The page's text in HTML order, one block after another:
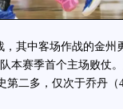
其中客场作战的金州
本赛季首个主场败仗
第二多，仅次于乔丹（